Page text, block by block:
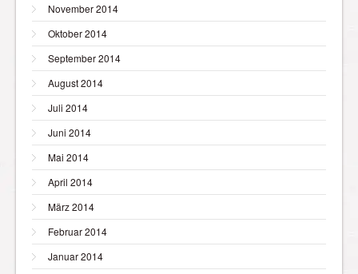
November 2014
Oktober 2014
September 2014
August 2014
Juli 2014
Juni 2014
Mai 2014
April 2014
März 2014
Februar 2014
Januar 2014